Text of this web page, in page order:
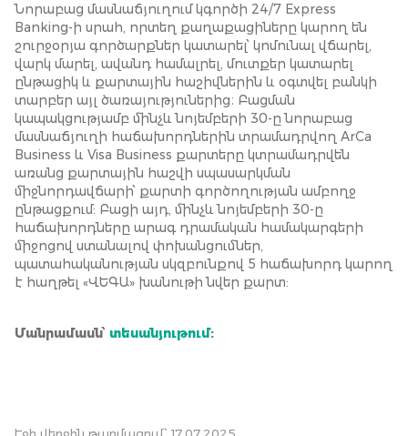
Նորաբաց մասնաճյուղում կգործի 24/7 Express
Banking-ի սրահ, որտեղ քաղաքացիները կարող են
շուրջօրյա գործարքներ կատարել՝ կոմունալ վճարել,
վարկ մարել, ավանդ համալրել, մուտքեր կատարել
ընթացիկ և քարտային հաշիվներին և օգտվել բանկի
տարբեր այլ ծառայություներից։ Բացման
կապակցությամբ մինչև նոյեմբերի 30-ը նորաբաց
մասնաճյուղի հաճախորդներին տրամադրվող ArCa
Business և Visa Business քարտերը կտրամադրվեն
առանց քարտային հաշվի սպասարկման
միջնորդավճարի՝ քարտի գործողության ամբողջ
ընթացքում: Բացի այդ, մինչև նոյեմբերի 30-ը
հաճախորդները արագ դրամական համակարգերի
միջոցով ստանալով փոխանցումներ,
պատահականության սկզբունքով 5 հաճախորդ կարող
է հաղթել «ՎԵԳԱ» խանութի նվեր քարտ:
Մանրամասն՝ տեսանյութում: